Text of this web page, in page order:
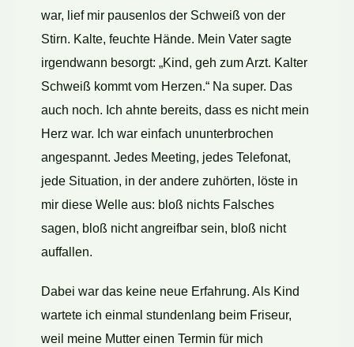
war, lief mir pausenlos der Schweiß von der
Stirn. Kalte, feuchte Hände. Mein Vater sagte
irgendwann besorgt: „Kind, geh zum Arzt. Kalter
Schweiß kommt vom Herzen.“ Na super. Das
auch noch. Ich ahnte bereits, dass es nicht mein
Herz war. Ich war einfach ununterbrochen
angespannt. Jedes Meeting, jedes Telefonat,
jede Situation, in der andere zuhörten, löste in
mir diese Welle aus: bloß nichts Falsches
sagen, bloß nicht angreifbar sein, bloß nicht
auffallen.
Dabei war das keine neue Erfahrung. Als Kind
wartete ich einmal stundenlang beim Friseur,
weil meine Mutter einen Termin für mich